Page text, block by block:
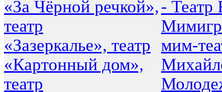
«За Чёрной речкой»,
театр
«Зазеркалье», театр
«Картонный дом»,
театр
- Театр
мим-